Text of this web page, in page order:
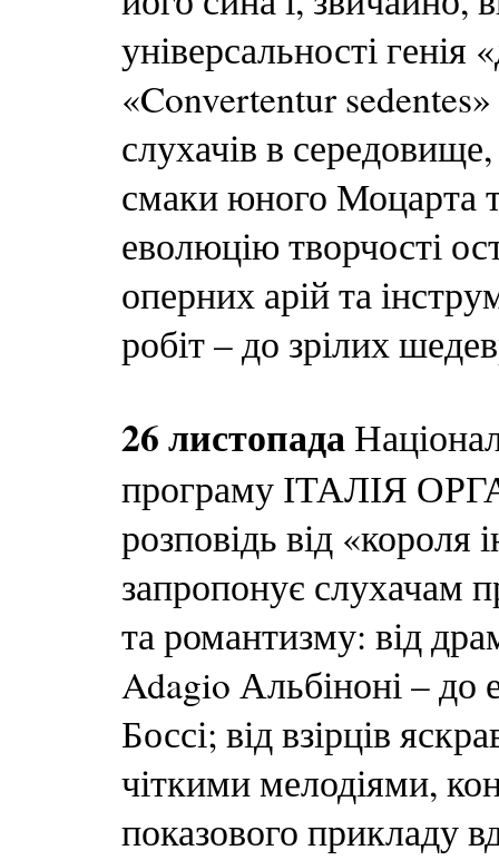
універсальності
«Convertentur
слухачів в
смаки юного Моцарта
еволюцію творчості
оперних арій та
робіт – до зрілих
26 листопада
програму ІТАЛІЯ
розповідь від «короля
запропонує слухачам
та романтизму: від
Adagio Альбіноні – до
Боссі; від взірців
чіткими мелодіями,
показового прикладу